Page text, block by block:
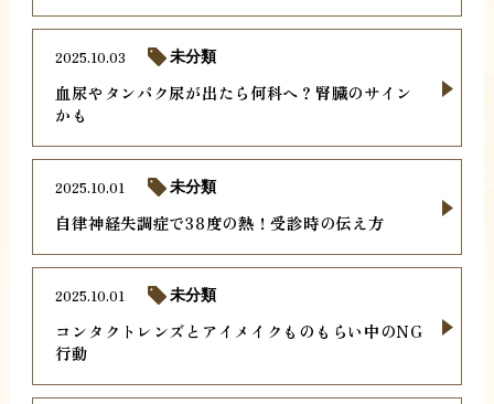
血尿やタンパク尿が出たら何科へ？腎臓のサイン
かも
2025.10.03 未分類
自律神経失調症で38度の熱！受診時の伝え方
2025.10.01 未分類
コンタクトレンズとアイメイクものもらい中のNG
行動
2025.10.01 未分類